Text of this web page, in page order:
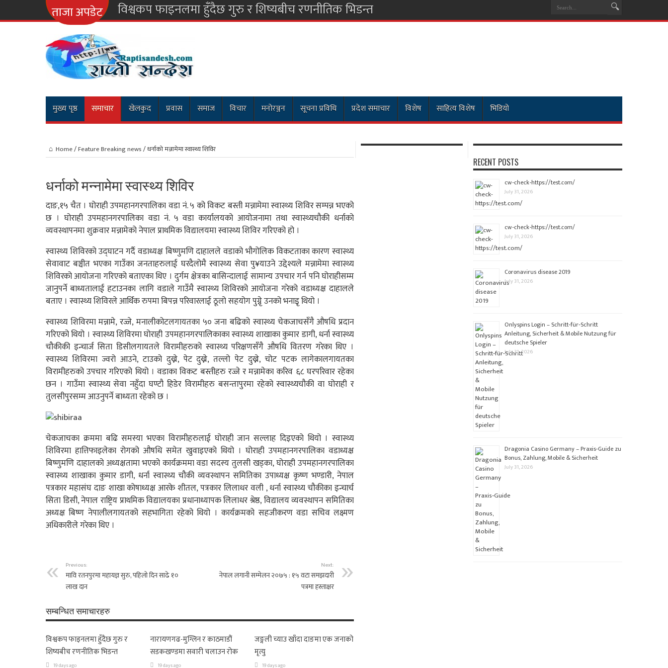
ताजा अपडेट नारायणगढ
मुख्य पृष्ठ समाचार खेलकुद प्रवास समाज विचार मनोरञ्जन सूचना प्रविधि प्रदेश समाचार विशेष साहित्य विशेष भिडियो
Home/Feature Breaking news/धर्नाको मन्नामेमा स्वास्थ्य शिविर
धर्नाको मन्नामेमा स्वास्थ्य शिविर
दाङ,१५ चैत । घोराही उपमहानगरपालिका वडा नं. ५ को विकट बस्ती मन्नामेमा स्वास्थ्य शिविर सम्पन्न भएको
छ । घोराही उपमहानगरपालिका वडा नं. ५ वडा कार्यालयको आयोजनामा तथा स्वास्थ्यचौकी धर्नाको
व्यवस्थापनमा शुक्रवार मन्नामेको नेपाल प्राथमिक विद्यालयमा स्वास्थ्य शिविर गरिएको हो ।
स्वास्थ्य शिविरको उद्घाटन गर्दै वडाध्यक्ष बिष्णुमणि दाहालले वडाको भौगोलिक विकटताका कारण स्वास्थ्य
सेवावाट बञ्चीत भएका गाउँका जनताहरुलाई घरदैलोमै स्वास्थ्य सेवा पु¥याउने उद्देश्यले मन्नामेमा स्वास्थ्य
शिविरको आयोजना गरिएको बताएका थिए । दुर्गम क्षेत्रका बासिन्दालाई सामान्य उपचार गर्न पनि घोराहीसम्म
जानुपर्ने बाध्यतालाई हटाउनका लागि वडाले गाउँमै स्वास्थ्य शिविरको आयोजना गरेको वडाध्यक्ष दाहालले
बताए । स्वास्थ्य शिविरले आर्थिक रुपमा बिपन्न परिवारलाई ठूलो सहयोग पुग्नृे उनको भनाइृ थियो ।
स्वास्थ्य शिविरमा मन्नामे, रज्जे, मनालीकोटलगायतका ५० जना बढिको स्वास्थ्य चेकजाचसँगै औषधि प्रदान
गरिएको थियो । स्वास्थ्य शिविरमा घोराही उपमहानगरपालिकाका स्वास्थ्य शाखाका कुमार डागी, धर्ना स्वास्थ्य
चौकीकी इन्चार्ज सिता डिसीलगायतले विरामीहरुको स्वास्थ्य परिक्षणसँगै औषधि वितरण गरेका थिए ।
स्वास्थ्य शिविरमा ज्वरो आउने, टाउको दुख्ने, पेट दुख्ने, तल्लो पेट दुख्ने, चोट पटक लागेकालगायतका
विरामीहरुको उपचार गरिएको थियो । वडाका विकट बस्तीहरु रज्जे र मन्नामेका करिव ६८ घरपरिवार रहेका
छन । गाउँमा स्वास्थ्य सेवा नहुँदा घण्टौ हिडेर विरामीहरु बसन्तापुरमा रहेको स्वास्थ्यचौकी वा घोराही र
तुलसीपुरसम्म आउनुपर्ने बाध्यता रहेको छ ।
चेकजाचका क्रममा बढि समस्या भएका विरामीहरुलाई घोराही जान सल्लाह दिइएको थियो । स्वास्थ्य
शिविरमा हात्तिफाइलेका रोगको औषधि समेत खुवाइएको थियो । घोराही उपमहानगरपालिका वडाध्यक्ष
बिष्णुमणि दाहालको अध्यक्षतामा भएको कार्यक्रममा वडा सदस्य तुलसी खड्का, घोराही उपमहानगरपालिका
स्वास्थ्य शाखाका कुमार डागी, धर्ना स्वास्थ्य चौकी व्यवस्थापन समितिका उपाध्यक्ष कृष्ण भण्डारी, नेपाल
पत्रकार महासंघ दाङ शाखा कोषाध्यक्ष आरके शीतल, पत्रकार लिलाधर वली , धर्ना स्वास्थ्य चौकीका इन्चार्च
सिता डिसी, नेपाल राष्ट्रिय प्राथमिक विद्यालयका प्रधानाध्यापक लिलाधर श्रेष्ठ, विद्यालय व्यवस्थापन समितिका
अध्यक्ष बिष्ण नेपालीलगायतको सहभागिता रहेको थियो । कार्यक्रमको सहजीकरण वडा सचिव लक्ष्मण
अधिकारीले गरेका थिए ।
Previous:
मावि रतनपुरमा महायज्ञ सुरु, पहिलो दिन साढे १०
लाख दान
Next:
नेपाल लगानी सम्मेलन २०७५ : १५ वटा समझदारी
पत्रमा हस्ताक्षर
सम्बन्धित समाचारहरु
विश्वकप फाइनलमा हुँदैछ गुरु र
शिष्यबीच रणनीतिक भिडन्त
19 days ago
नारायणगढ-मुग्लिन र काठमाडौं
सडकखण्डमा सवारी चलाउन रोक
19 days ago
जङ्गली च्याउ खाँदा दाङमा एक जनाको
मृत्यु
19 days ago
RECENT POSTS
cw-check-https://test.com/
July 31, 2026
cw-check-https://test.com/
July 31, 2026
Coronavirus disease 2019
July 31, 2026
Onlyspins Login – Schritt‑für‑Schritt
Anleitung, Sicherheit & Mobile Nutzung für
deutsche Spieler
July 31, 2026
Dragonia Casino Germany – Praxis‑Guide zu
Bonus, Zahlung, Mobile & Sicherheit
July 31, 2026